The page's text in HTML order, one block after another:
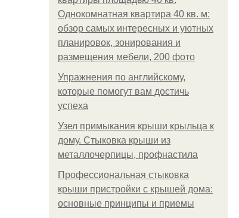
Однокомнатная квартира 40 кв. м:
обзор самых интересных и уютных
планировок, зонирования и
размещения мебели, 200 фото
Упражнения по английскому,
которые помогут вам достичь
успеха
Узел примыкания крыши крыльца к
дому. Стыковка крыши из
металлочерпицы, профнастила
Профессиональная стыковка
крыши пристройки с крышей дома:
основные принципы и приемы